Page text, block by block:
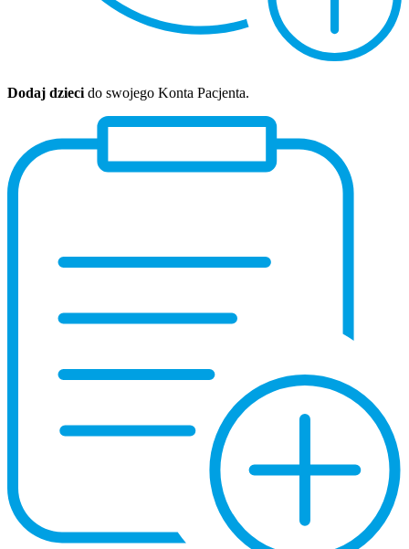
Dodaj dzieci do swojego Konta Pacjenta.